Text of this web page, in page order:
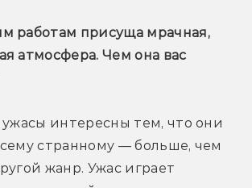
работам присуща мрачная,
атмосфера. Чем она вас
интересны тем, что они
странному — больше, чем
жанр. Ужас играет